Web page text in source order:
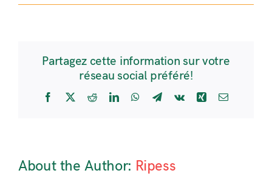
Partagez cette information sur votre
réseau social préféré!
Facebook
X RedditLinkedInWhatsApp
Telegram
Vk Xing Email
About the Author: Ripess